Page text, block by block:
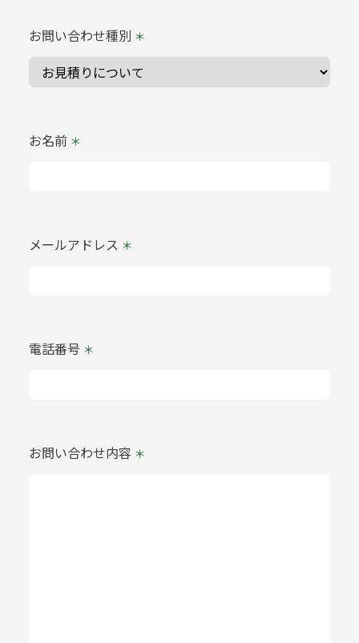
お問い合わせ種別
お名前
メールアドレス
電話番号
お問い合わせ内容